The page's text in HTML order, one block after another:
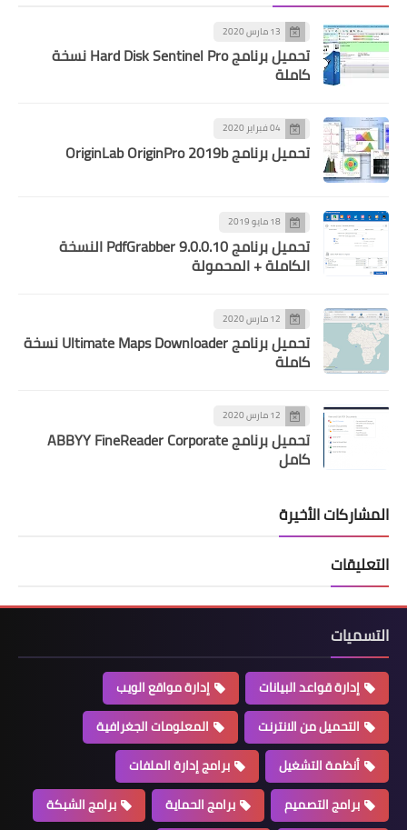
13 مارس 2020
تحميل برنامج Hard Disk Sentinel Pro نسخة
كاملة
04 فبراير 2020
تحميل برنامج OriginLab OriginPro 2019b
18 مايو 2019
تحميل برنامج PdfGrabber 9.0.0.10 النسخة
الكاملة + المحمولة
12 مارس 2020
تحميل برنامج Ultimate Maps Downloader نسخة
كاملة
12 مارس 2020
تحميل برنامج ABBYY FineReader Corporate
كامل
المشاركات الأخيرة
التعليقات
التسميات
إدارة قواعد البيانات
إدارة مواقع الويب
التحميل من الانترنت
المعلومات الجغرافية
أنظمة التشغيل
برامج إدارة الملفات
برامج التصميم
برامج الحماية
برامج الشبكة